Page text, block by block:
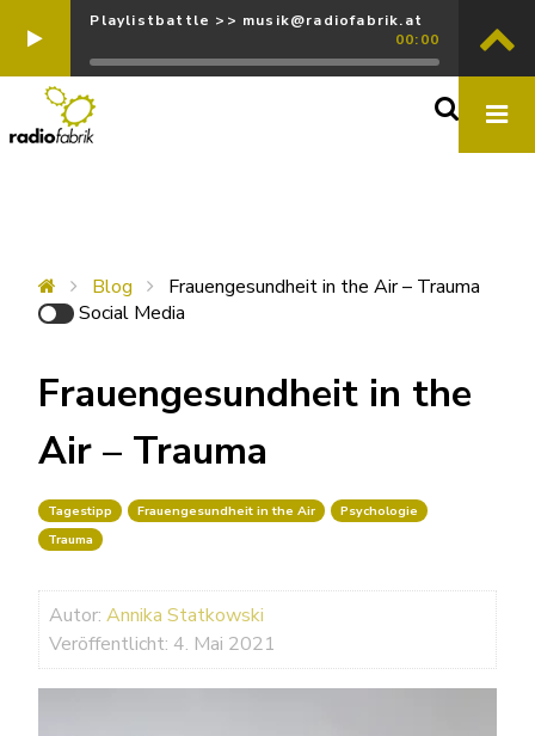
Playlistbattle >> musik@radiofabrik.at
00:00
Blog
Frauengesundheit in the Air – Trauma
Social Media
Frauengesundheit in the
Air – Trauma
Tagestipp Frauengesundheit in the Air
Psychologie
Trauma
Autor: Annika Statkowski
Veröffentlicht: 4. Mai 2021